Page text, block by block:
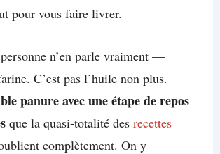
pour vous faire livrer.
n’en parle vraiment —
C’est pas l’huile non plus.
panure avec une étape de repos
que la quasi-totalité des recettes
complètement. On y